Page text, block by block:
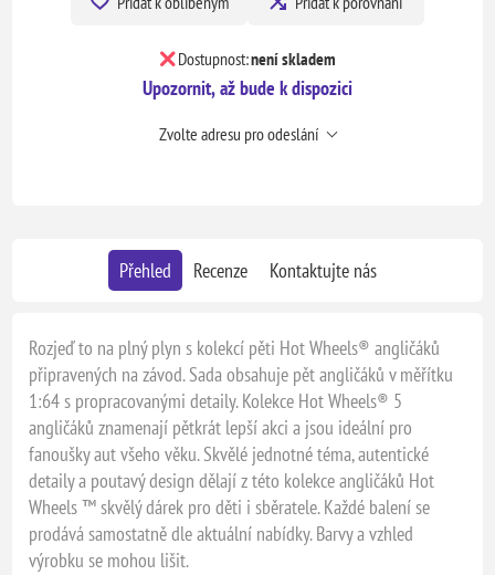
Dostupnost:není skladem
Upozornit, až bude k dispozici
Zvolte adresu pro odeslání
Přehled Recenze Kontaktujte nás
Rozjeď to na plný plyn s kolekcí pěti Hot Wheels® angličáků
připravených na závod. Sada obsahuje pět angličáků v měřítku
1:64 s propracovanými detaily. Kolekce Hot Wheels® 5
angličáků znamenají pětkrát lepší akci a jsou ideální pro
fanoušky aut všeho věku. Skvělé jednotné téma, autentické
detaily a poutavý design dělají z této kolekce angličáků Hot
Wheels ™ skvělý dárek pro děti i sběratele. Každé balení se
prodává samostatně dle aktuální nabídky. Barvy a vzhled
výrobku se mohou lišit.